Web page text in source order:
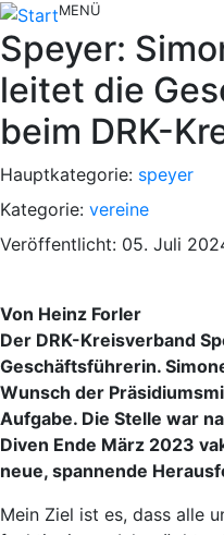
MENÜ
Speyer:
leitet die
beim DRK-
Hauptkategorie: speyer
Kategorie: vereine
Veröffentlicht: 05. Juli
Von Heinz Forler
Der DRK-Kreisverband
Geschäftsführerin.
Wunsch der
Aufgabe. Die Stelle war
Diven Ende März 2023
neue, spannende
Mein Ziel ist es, dass alle